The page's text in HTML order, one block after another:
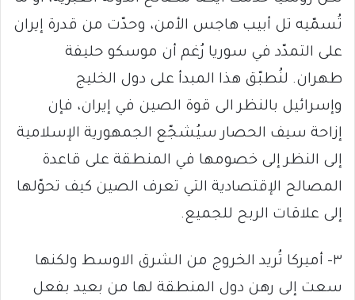
تُسمّيه تل أبيب هاجس الأمن، وحدّت من قدرة إيران
على التمدّد في سوريا رُغم أن موسكو حليفة
طهران. لنُطبّق هذا المبدأ على دول الخليج
وإسرائيل بالنظر الى قوة الصين في إيران، فإن
إزاحة سيف الحصار سيُشجّع الجمهورية الإسلامية
إلى النظر إلى خصومها في المنطقة على قاعدة
المصالح الإقتصادية التي تعرف الصين كيف تحوّلها
إلى علاقات الربح للجميع.
٣- أميركا تُريد الخروج من الشرق الاوسط ولكنها
سعت إلى رهن دول المنطقة لها من بعيد بفعل